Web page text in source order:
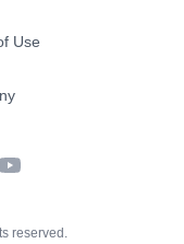
Use
YouTube
reserved.